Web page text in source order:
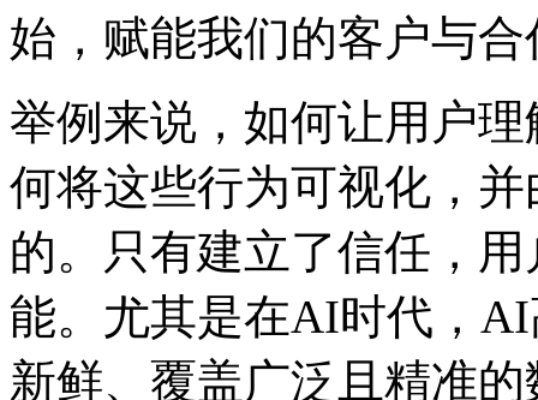
始，赋能我们的客户与
举例来说，如何让用户
何将这些行为可视化，
的。只有建立了信任，
能。尤其是在AI时代，
新鲜、覆盖广泛且精准的